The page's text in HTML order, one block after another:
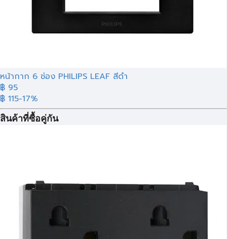
หน้ากาก 6 ช่อง PHILIPS LEAF สีดำ
฿ 95
฿ 115-17%
สินค้าที่ซื้อคู่กัน